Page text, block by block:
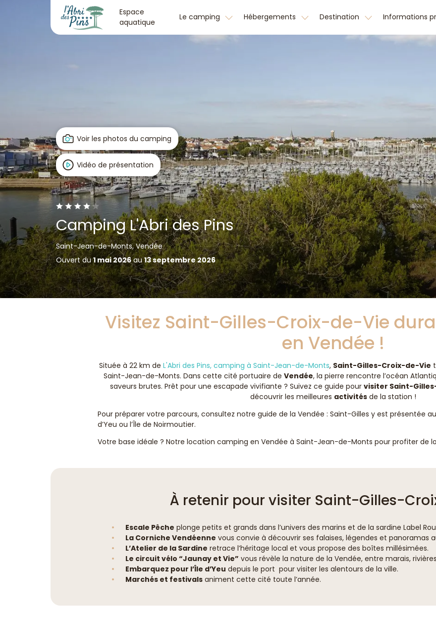
Espace
aquatique
Le camping Hébergements Destination Informations
Voir les photos du camping
Vidéo de présentation
Camping L'Abri des Pins
Saint-Jean-de-Monts, Vendée
Ouvert du1 mai 2026au13 septembre 2026
Visitez Saint-Gilles-Croix-de-Vie
en Vendée !
Située à 22 km de L'Abri des Pins, camping à Saint-Jean-de-Monts, Saint-Gilles-Croix-de-Vie
Saint-Jean-de-Monts. Dans cette cité portuaire de Vendée, la pierre rencontre l’océan
saveurs brutes. Prêt pour une escapade vivifiante ? Suivez ce guide pour visiter Saint-
découvrir les meilleures activitésde la station !
Pour préparer votre parcours, consultez notre guide de la Vendée : Saint-Gilles y est présentée
d’Yeu ou l’Île de Noirmoutier.
Votre base idéale ? Notre location camping en Vendée à Saint-Jean-de-Monts pour profiter de
À retenir pour visiter Saint-Gilles-
Escale Pêche plonge petits et grands dans l’univers des marins et de la sardine Label
La Corniche Vendéenne vous convie à découvrir ses falaises, légendes et panoramas
L’Atelier de la Sardine retrace l’héritage local et vous propose des boîtes millésimées.
Le circuit vélo “Jaunay et Vie” vous révèle la nature de la Vendée, entre marais,
Embarquez pour l’Île d’Yeu depuis le port pour visiter les alentours de la ville.
Marchés et festivalsaniment cette cité toute l’année.